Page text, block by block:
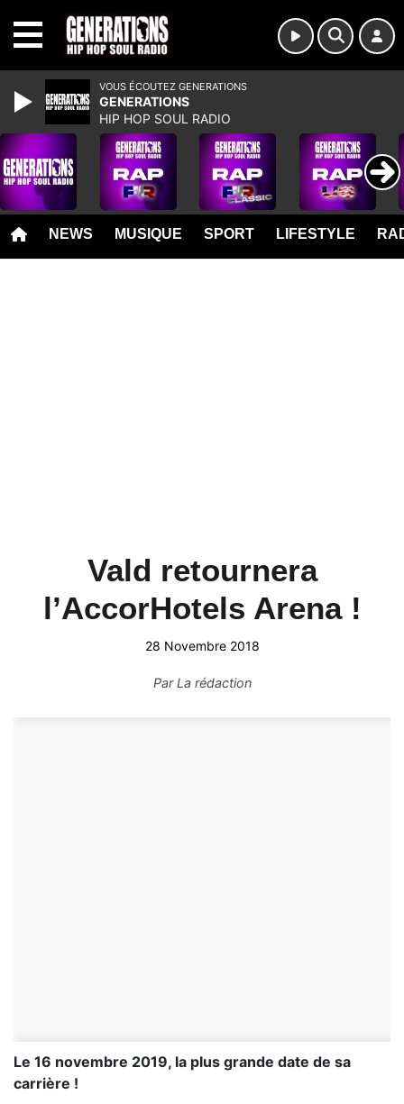
NEWS MUSIQUE SPORT LIFESTYLE
Vald retournera
l’AccorHotels Arena !
28 Novembre 2018
ParLa rédaction
Le 16 novembre 2019, la plus grande date de sa
carrière !
VOUS ÉCOUTEZ GENERATIONS
GENERATIONS
HIP HOP SOUL RADIO